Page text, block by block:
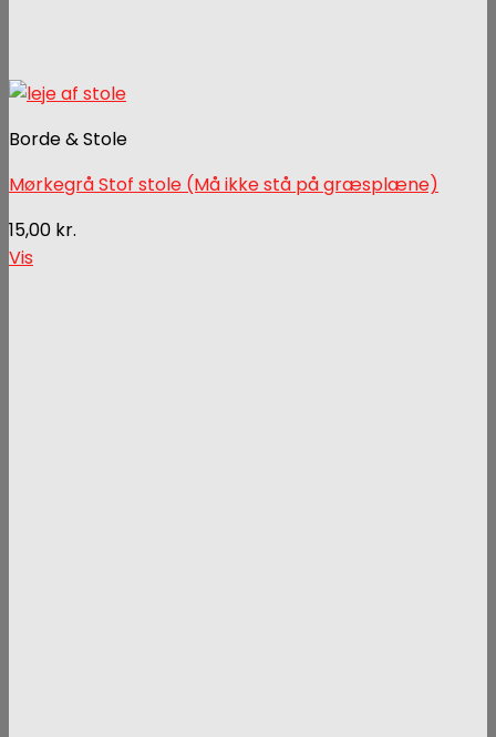
Borde & Stole
Mørkegrå Stof stole (Må ikke stå på græsplæne)
15,00 kr.
Vis